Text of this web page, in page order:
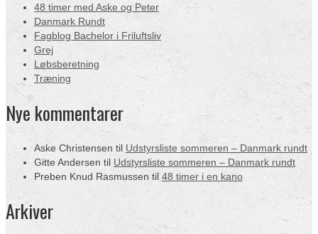
48 timer med Aske og Peter
Danmark Rundt
Fagblog Bachelor i Friluftsliv
Grej
Løbsberetning
Træning
Nye kommentarer
Aske Christensen til Udstyrsliste sommeren – Danmark rundt
Gitte Andersen til Udstyrsliste sommeren – Danmark rundt
Preben Knud Rasmussen til 48 timer i en kano
Arkiver